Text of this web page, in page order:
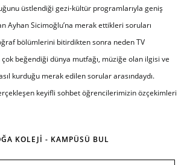
üstlendiği gezi-kültür programlarıyla geniş
Ayhan Sicimoğlu’na merak ettikleri soruları
bölümlerini bitirdikten sonra neden TV
çok beğendiği dünya mutfağı, müziğe olan ilgisi ve
kurduğu merak edilen sorular arasındaydı.
keyifli sohbet öğrencilerimizin özçekimleri
KOLEJİ - KAMPÜSÜ BUL